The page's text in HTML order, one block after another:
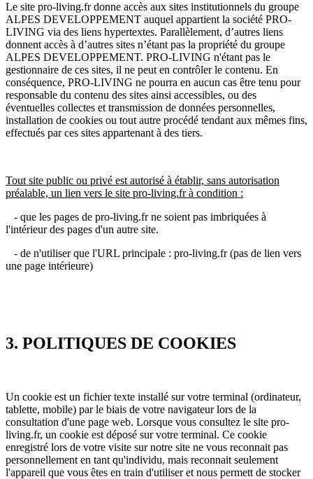
Le site pro-living.fr donne accès aux sites institutionnels du groupe
ALPES DEVELOPPEMENT auquel appartient la société PRO-
LIVING via des liens hypertextes. Parallèlement, d’autres liens
donnent accès à d’autres sites n’étant pas la propriété du groupe
ALPES DEVELOPPEMENT. PRO-LIVING n'étant pas le
gestionnaire de ces sites, il ne peut en contrôler le contenu. En
conséquence, PRO-LIVING ne pourra en aucun cas être tenu pour
responsable du contenu des sites ainsi accessibles, ou des
éventuelles collectes et transmission de données personnelles,
installation de cookies ou tout autre procédé tendant aux mêmes fins,
effectués par ces sites appartenant à des tiers.
Tout site public ou privé est autorisé à établir, sans autorisation
préalable, un lien vers le site pro-living.fr à condition :
- que les pages de pro-living.fr ne soient pas imbriquées à
l'intérieur des pages d'un autre site.
- de n'utiliser que l'URL principale : pro-living.fr (pas de lien vers
une page intérieure)
3. POLITIQUES DE COOKIES
Un cookie est un fichier texte installé sur votre terminal (ordinateur,
tablette, mobile) par le biais de votre navigateur lors de la
consultation d'une page web. Lorsque vous consultez le site pro-
living.fr, un cookie est déposé sur votre terminal. Ce cookie
enregistré lors de votre visite sur notre site ne vous reconnait pas
personnellement en tant qu'individu, mais reconnait seulement
l'appareil que vous êtes en train d'utiliser et nous permett de stocker